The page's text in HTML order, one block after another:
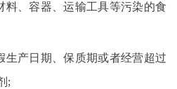
料、容器、运输工具等污染的食
生产日期、保质期或者经营超过
;